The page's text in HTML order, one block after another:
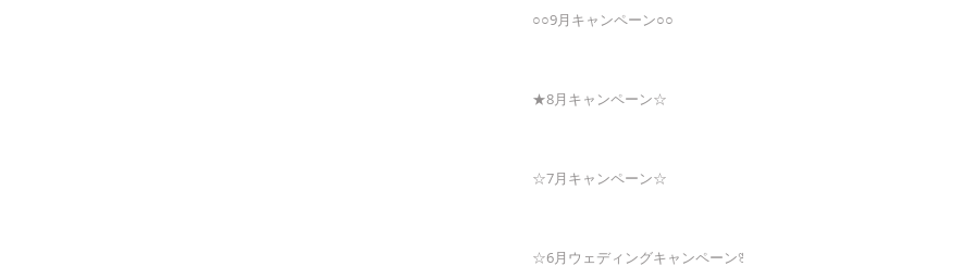
○○9月キャンペーン○○
★8月キャンペーン☆
☆7月キャンペーン☆
☆6月ウェディングキャンペーン🌸